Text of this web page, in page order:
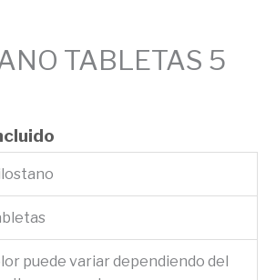
TABLETAS 5
puede variar dependiendo del